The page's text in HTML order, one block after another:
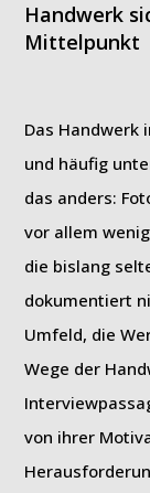
Handwerk
Mittelpunkt
Das Handwerk
und häufig
das anders:
vor allem
die bislang
dokumentiert
Umfeld, die
Wege der
von ihrer